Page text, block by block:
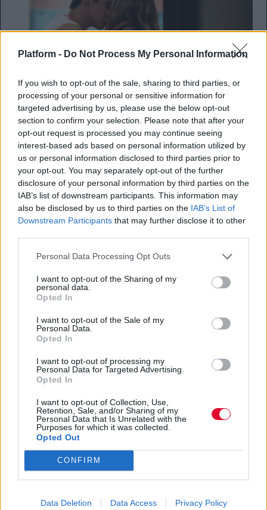
Platform - Do Not Process My Personal Information
If you wish to opt-out of the sale, sharing to third parties, or
processing of your personal or sensitive information for
targeted advertising by us, please use the below opt-out
section to confirm your selection. Please note that after your
opt-out request is processed you may continue seeing
interest-based ads based on personal information utilized by
us or personal information disclosed to third parties prior to
your opt-out. You may separately opt-out of the further
disclosure of your personal information by third parties on the
IAB’s list of downstream participants. This information may
also be disclosed by us to third parties on the IAB’s List of
Downstream Participants that may further disclose it to other
Personal Data Processing Opt Outs
I want to opt-out of the Sharing of my
personal data.
Opted In
I want to opt-out of the Sale of my
Personal Data.
Opted In
I want to opt-out of processing my
Personal Data for Targeted Advertising.
Opted In
I want to opt-out of Collection, Use,
Retention, Sale, and/or Sharing of my
Personal Data that Is Unrelated with the
Purposes for which it was collected.
Opted Out
CONFIRM
Data Deletion Data Access Privacy Policy
📺 10 Σειρές με φιλιά που έριξαν το ίντερνετ (και τις καρδιές
μας):
Heartstopper:Το πρώτο φιλί του Nick και του Charlie. Ο
ορισμός του wholesome, με τα animated σημαδάκια να
πετάγονται γύρω τους.
The Vampire Diaries:
Το φιλί του Damon και της Elena στο
μοτέλ (season 3). Η απόλυτη επιτομή του "enemies/friends to
Μετά από τόσα "you are the bane of my existence", αυτό το
Normal People:
ηMarianne.
Ρεαλιστικό,
αμήχανο, γεμάτο συναίσθημα και άπειρο angst.
Pretty: ΗBelly παραλία
Το team Conrad
ακόμα πανηγυρίζει.
Euphoria:
Η Rue και η Jules. Γεμάτο neon χρώματα, glitter
και μια μελαγχολική ομορφιά που σε στοιχειώνει.
Stranger Things:
awaited φιλί του Hopper και της Joyce!).
Gossip Girl:Ο Chuck και η Blair στη λιμουζίνα. Iconic, toxic
και 100% drama.
The Office:Ο Jim και η Pam στη βραδιά του καζίνο. Το build-
up ετών επιτέλους άξιζε τον κόπο.
Teen Wolf: ΟStilesκαι ηLydia.